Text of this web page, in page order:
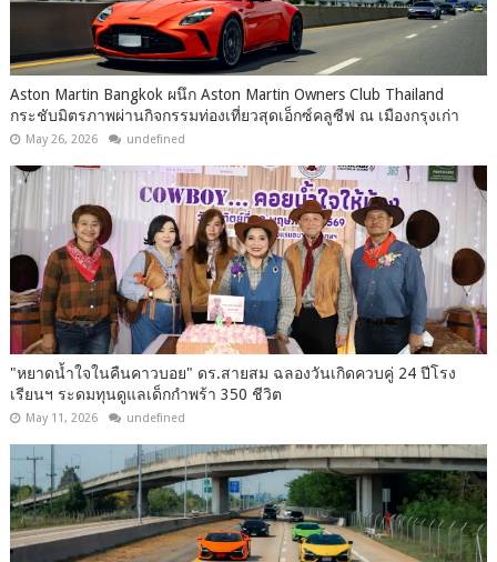
Aston Martin Bangkok ผนึก Aston Martin Owners Club Thailand
กระชับมิตรภาพผ่านกิจกรรมท่องเที่ยวสุดเอ็กซ์คลูซีฟ ณ เมืองกรุงเก่า
May 26, 2026 undefined
"หยาดน้ำใจในคืนคาวบอย" ดร.สายสม ฉลองวันเกิดควบคู่ 24 ปีโรง
เรียนฯ ระดมทุนดูแลเด็กกำพร้า 350 ชีวิต
May 11, 2026 undefined